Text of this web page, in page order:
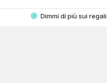
Dimmi di più sui regali